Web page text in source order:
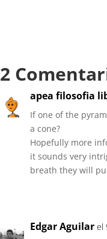
2
apea filosofia
If one of the
a cone?
Hopefully more
it sounds very
breath they will
Edgar Aguilar el